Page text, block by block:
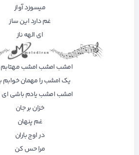
میسوزد آواز
غم دارد این ساز
ای الهه ناز
امشب امشب امشب
یک امشب را مهمان
امشب امشب یادم باشی
خزان بر جان
غم پنهان
در اوج باران
مرا حس کن